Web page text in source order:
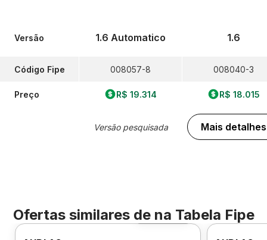
Versão
Código Fipe
Preço
1.6 Automatico
008057-8
R$ 19.314
Versão pesquisada
1.6
008040-3
R$ 18.015
Mais detalhes
Ofertas similares de na Tabela Fipe
Foto 360º